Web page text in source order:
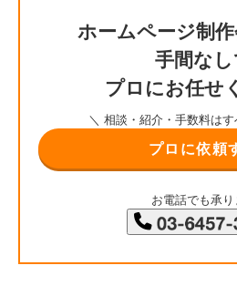
ホームページ制
手間な
プロにお任せ
＼ 相談・紹介・手数料は
プロに依頼
お電話でも承り